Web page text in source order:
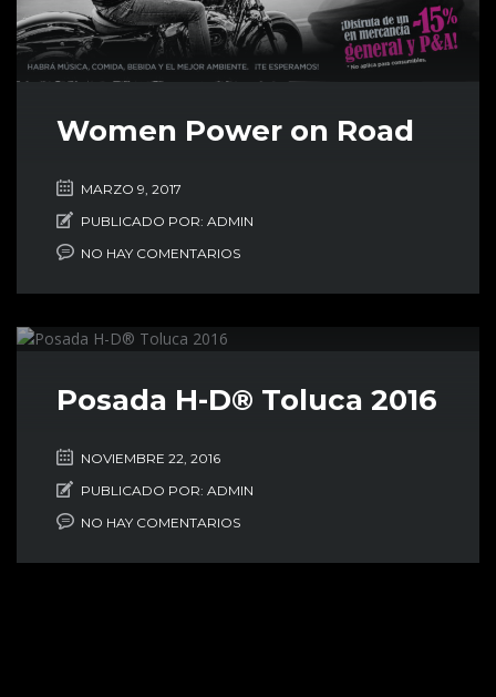
Women Power on Road
MARZO 9, 2017
PUBLICADO POR: ADMIN
NO HAY COMENTARIOS
Posada H-D® Toluca 2016
NOVIEMBRE 22, 2016
PUBLICADO POR: ADMIN
NO HAY COMENTARIOS